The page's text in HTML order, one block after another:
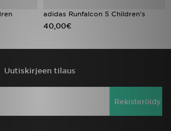
adidas Runfalcon 5 Children's
40,00€
Uutiskirjeen tilaus
Rekisteröidy